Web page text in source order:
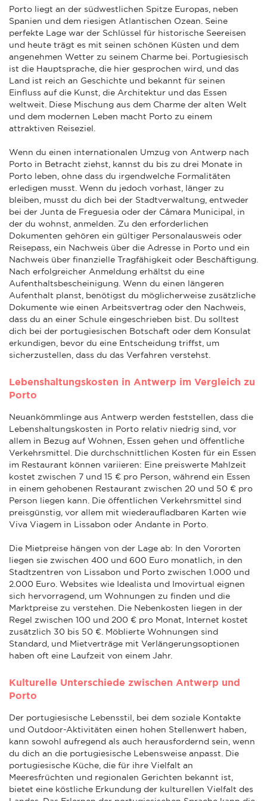
Porto liegt an der südwestlichen Spitze Europas, neben
Spanien und dem riesigen Atlantischen Ozean. Seine
perfekte Lage war der Schlüssel für historische Seereisen
und heute trägt es mit seinen schönen Küsten und dem
angenehmen Wetter zu seinem Charme bei. Portugiesisch
ist die Hauptsprache, die hier gesprochen wird, und das
Land ist reich an Geschichte und bekannt für seinen
Einfluss auf die Kunst, die Architektur und das Essen
weltweit. Diese Mischung aus dem Charme der alten Welt
und dem modernen Leben macht Porto zu einem
attraktiven Reiseziel.
Wenn du einen internationalen Umzug von Antwerp nach
Porto in Betracht ziehst, kannst du bis zu drei Monate in
Porto leben, ohne dass du irgendwelche Formalitäten
erledigen musst. Wenn du jedoch vorhast, länger zu
bleiben, musst du dich bei der Stadtverwaltung, entweder
bei der Junta de Freguesia oder der Câmara Municipal, in
der du wohnst, anmelden. Zu den erforderlichen
Dokumenten gehören ein gültiger Personalausweis oder
Reisepass, ein Nachweis über die Adresse in Porto und ein
Nachweis über finanzielle Tragfähigkeit oder Beschäftigung.
Nach erfolgreicher Anmeldung erhältst du eine
Aufenthaltsbescheinigung. Wenn du einen längeren
Aufenthalt planst, benötigst du möglicherweise zusätzliche
Dokumente wie einen Arbeitsvertrag oder den Nachweis,
dass du an einer Schule eingeschrieben bist. Du solltest
dich bei der portugiesischen Botschaft oder dem Konsulat
erkundigen, bevor du eine Entscheidung triffst, um
sicherzustellen, dass du das Verfahren verstehst.
Lebenshaltungskosten in Antwerp im Vergleich zu
Porto
Neuankömmlinge aus Antwerp werden feststellen, dass die
Lebenshaltungskosten in Porto relativ niedrig sind, vor
allem in Bezug auf Wohnen, Essen gehen und öffentliche
Verkehrsmittel. Die durchschnittlichen Kosten für ein Essen
im Restaurant können variieren: Eine preiswerte Mahlzeit
kostet zwischen 7 und 15 € pro Person, während ein Essen
in einem gehobenen Restaurant zwischen 20 und 50 € pro
Person liegen kann. Die öffentlichen Verkehrsmittel sind
preisgünstig, vor allem mit wiederaufladbaren Karten wie
Viva Viagem in Lissabon oder Andante in Porto.
Die Mietpreise hängen von der Lage ab: In den Vororten
liegen sie zwischen 400 und 600 Euro monatlich, in den
Stadtzentren von Lissabon und Porto zwischen 1.000 und
2.000 Euro. Websites wie Idealista und Imovirtual eignen
sich hervorragend, um Wohnungen zu finden und die
Marktpreise zu verstehen. Die Nebenkosten liegen in der
Regel zwischen 100 und 200 € pro Monat, Internet kostet
zusätzlich 30 bis 50 €. Möblierte Wohnungen sind
Standard, und Mietverträge mit Verlängerungsoptionen
haben oft eine Laufzeit von einem Jahr.
Kulturelle Unterschiede zwischen Antwerp und
Porto
Der portugiesische Lebensstil, bei dem soziale Kontakte
und Outdoor-Aktivitäten einen hohen Stellenwert haben,
kann sowohl aufregend als auch herausfordernd sein, wenn
du dich an die portugiesische Lebensweise anpasst. Die
portugiesische Küche, die für ihre Vielfalt an
Meeresfrüchten und regionalen Gerichten bekannt ist,
bietet eine köstliche Erkundung der kulturellen Vielfalt des